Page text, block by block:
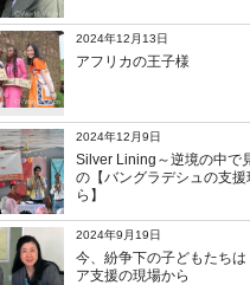
2024年12月13日
アフリカの王子様
2024年12月9日
Silver Lining～逆境の中で
の【バングラデシュの支援
ら】
2024年9月19日
今、紛争下の子どもたちは
ア支援の現場から